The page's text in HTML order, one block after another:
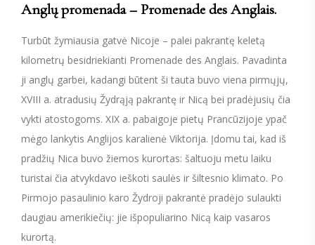
Anglų promenada – Promenade des Anglais.
Turbūt žymiausia gatvė Nicoje – palei pakrantę keletą
kilometrų besidriekianti Promenade des Anglais. Pavadinta
ji anglų garbei, kadangi būtent ši tauta buvo viena pirmųjų,
XVIII a. atradusių Žydrąją pakrantę ir Nicą bei pradėjusių čia
vykti atostogoms. XIX a. pabaigoje pietų Prancūzijoje ypač
mėgo lankytis Anglijos karalienė Viktorija. Įdomu tai, kad iš
pradžių Nica buvo žiemos kurortas: šaltuoju metu laiku
turistai čia atvykdavo ieškoti saulės ir šiltesnio klimato. Po
Pirmojo pasaulinio karo Žydroji pakrantė pradėjo sulaukti
daugiau amerikiečių: jie išpopuliarino Nicą kaip vasaros
kurortą.